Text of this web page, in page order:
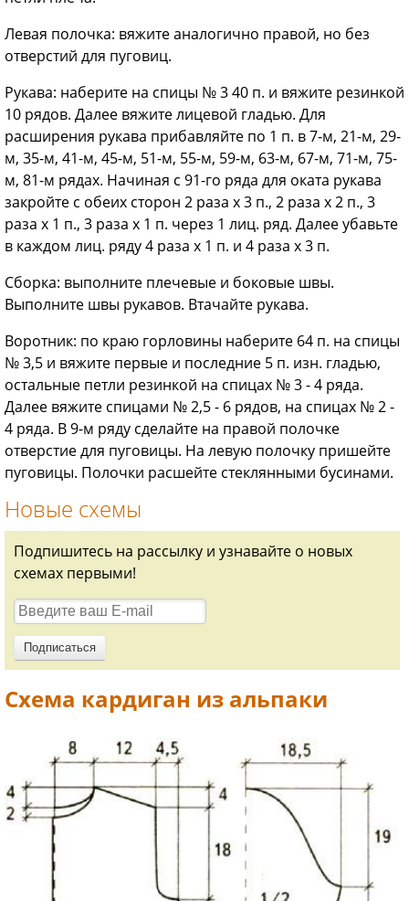
Левая полочка: вяжите аналогично правой, но без
отверстий для пуговиц.
Рукава: наберите на спицы № 3 40 п. и вяжите резинкой
10 рядов. Далее вяжите лицевой гладью. Для
расширения рукава прибавляйте по 1 п. в 7-м, 21-м, 29-
м, 35-м, 41-м, 45-м, 51-м, 55-м, 59-м, 63-м, 67-м, 71-м, 75-
м, 81-м рядах. Начиная с 91-го ряда для оката рукава
закройте с обеих сторон 2 раза х 3 п., 2 раза х 2 п., 3
раза х 1 п., 3 раза х 1 п. через 1 лиц. ряд. Далее убавьте
в каждом лиц. ряду 4 раза х 1 п. и 4 раза х 3 п.
Сборка: выполните плечевые и боковые швы.
Выполните швы рукавов. Втачайте рукава.
Воротник: по краю горловины наберите 64 п. на спицы
№ 3,5 и вяжите первые и последние 5 п. изн. гладью,
остальные петли резинкой на спицах № 3 - 4 ряда.
Далее вяжите спицами № 2,5 - 6 рядов, на спицах № 2 -
4 ряда. В 9-м ряду сделайте на правой полочке
отверстие для пуговицы. На левую полочку пришейте
пуговицы. Полочки расшейте стеклянными бусинами.
Новые схемы
Подпишитесь на рассылку и узнавайте о новых
схемах первыми!
Схема кардиган из альпаки